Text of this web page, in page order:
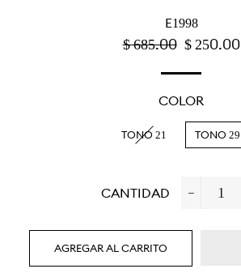
E1998
PRECIO
$ 685.00 PRECIO
$ 250.00
COLOR
TONO 21 TONO 29
CANTIDAD
AGREGAR AL CARRITO